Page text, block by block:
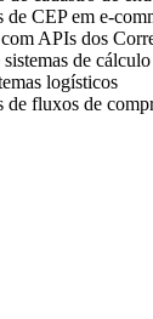
de CEP em e-
APIs dos
de
logísticos
de fluxos de